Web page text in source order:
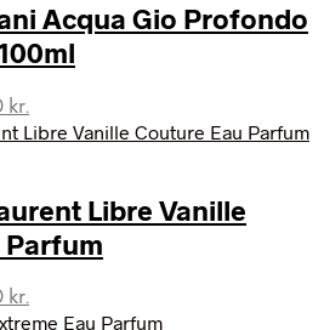
Acqua Gio Profondo
kr..
kr.
aktuelle
999,00 kr..Libre Vanille
Parfum
kr.
aktuelle